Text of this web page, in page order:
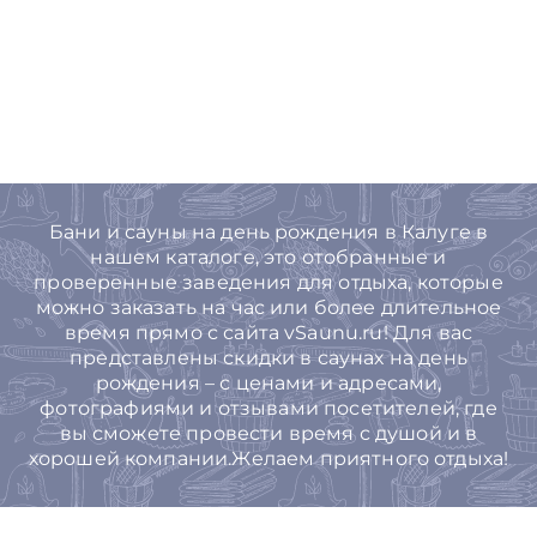
Бани и сауны на день рождения в Калуге в
нашем каталоге, это отобранные и
проверенные заведения для отдыха, которые
можно заказать на час или более длительное
время прямо с сайта vSaunu.ru! Для вас
представлены скидки в саунах на день
рождения – с ценами и адресами,
фотографиями и отзывами посетителей, где
вы сможете провести время с душой и в
хорошей компании.Желаем приятного отдыха!